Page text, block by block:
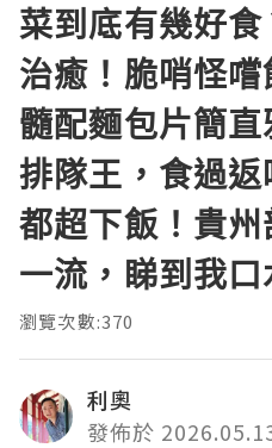
菜到底有幾好
治癒！脆哨怪
髓配麵包片簡
排隊王，食過
都超下飯！貴
一流，睇到我口
瀏覽次數:370
利奧
發佈於